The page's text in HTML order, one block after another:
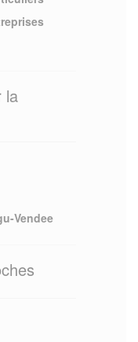
la
Vendee